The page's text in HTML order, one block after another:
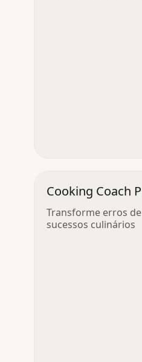
Cooking Coach
Transforme erros
sucessos culinários